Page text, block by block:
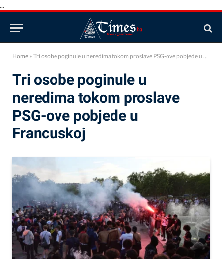
...
Home » Tri osobe poginule u neredima tokom proslave PSG-ove pobjede u Francuskoj
Tri osobe poginule u
neredima tokom proslave
PSG-ove pobjede u
Francuskoj